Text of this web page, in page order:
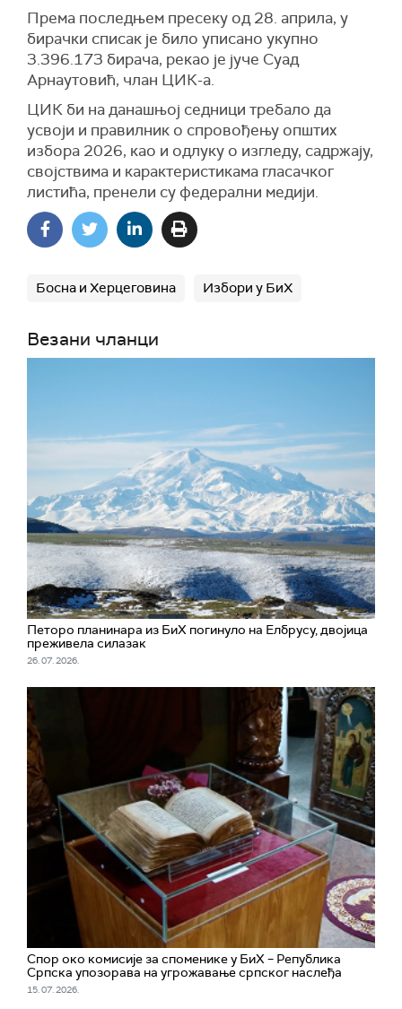
Према последњем пресеку од 28. априла, у
бирачки списак је било уписано укупно
3.396.173 бирача, рекао је јуче Суад
Арнаутовић, члан ЦИК-а.
ЦИК би на данашњој седници требало да
усвоји и правилник о спровођењу општих
избора 2026, као и одлуку о изгледу, садржају,
својствима и карактеристикама гласачког
листића, пренели су федерални медији.
Босна и Херцеговина Избори у БиХ
Везани чланци
Петоро планинара из БиХ погинуло на Елбрусу, двојица
преживела силазак
26. 07. 2026.
Спор око комисије за споменике у БиХ – Република
Српска упозорава на угрожавање српског наслеђа
15. 07. 2026.